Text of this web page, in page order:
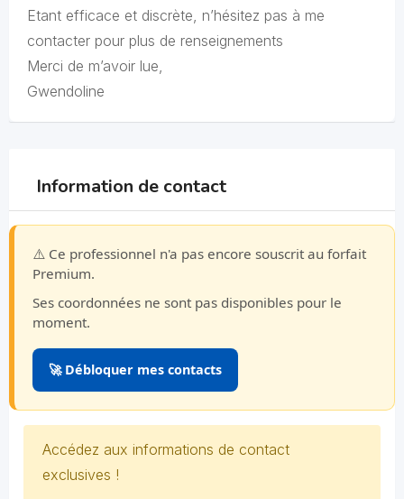
Etant efficace et discrète, n’hésitez pas à me
contacter pour plus de renseignements
Merci de m’avoir lue,
Gwendoline
Information de contact
⚠️ Ce professionnel n'a pas encore souscrit au forfait
Premium.
Ses coordonnées ne sont pas disponibles pour le
moment.
🚀 Débloquer mes contacts
Accédez aux informations de contact
exclusives !